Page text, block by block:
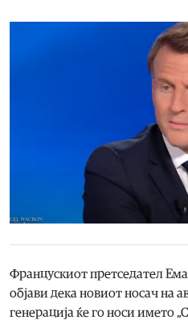
Францускиот претседател
објави дека новиот носач на
генерација ќе го носи името